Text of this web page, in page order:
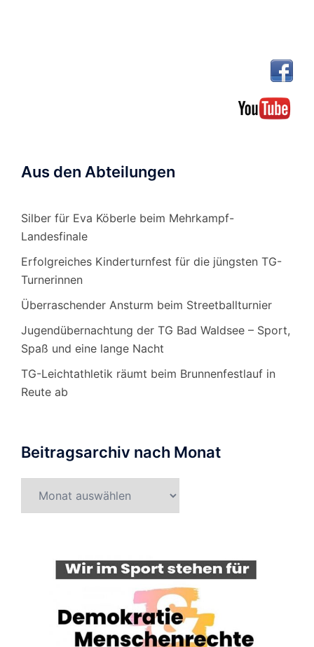
Aus den Abteilungen
Silber für Eva Köberle beim Mehrkampf-
Landesfinale
Erfolgreiches Kinderturnfest für die jüngsten TG-
Turnerinnen
Überraschender Ansturm beim Streetballturnier
Jugendübernachtung der TG Bad Waldsee – Sport,
Spaß und eine lange Nacht
TG-Leichtathletik räumt beim Brunnenfestlauf in
Reute ab
Beitragsarchiv nach Monat